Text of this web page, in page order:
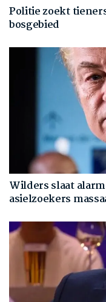
Politie zoekt
bosgebied
Wilders slaat
asielzoekers